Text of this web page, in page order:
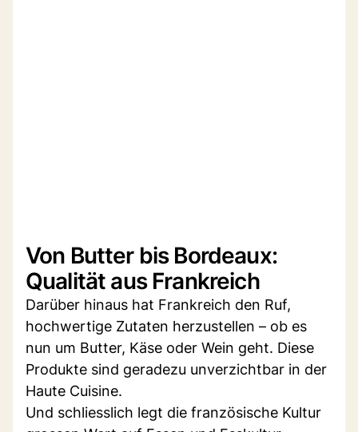
Von Butter bis Bordeaux:
Qualität aus Frankreich
Darüber hinaus hat Frankreich den Ruf,
hochwertige Zutaten herzustellen – ob es
nun um Butter, Käse oder Wein geht. Diese
Produkte sind geradezu unverzichtbar in der
Haute Cuisine.
Und schliesslich legt die französische Kultur